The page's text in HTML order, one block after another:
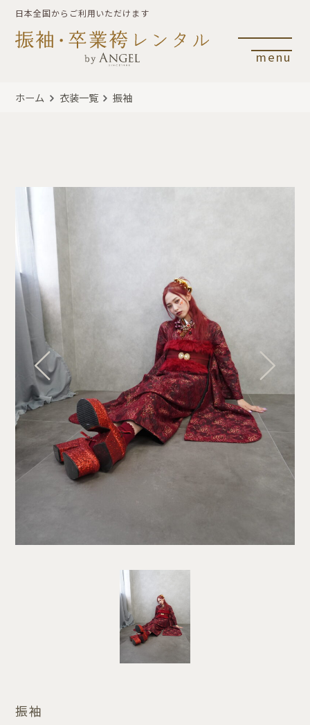
日本全国からご利用いただけます
menu
ホーム 衣装一覧 振袖
振袖